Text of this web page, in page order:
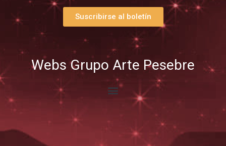
Suscribirse al boletín
Webs Grupo Arte Pesebre